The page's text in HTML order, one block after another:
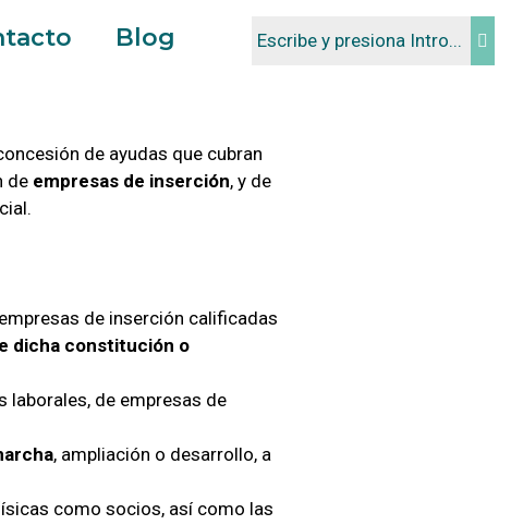
Blog
de ayudas que cubran
de empresas de inserción, y de
de inserción calificadas
dicha constitución o
laborales, de empresas de
, ampliación o desarrollo, a
como socios, así como las